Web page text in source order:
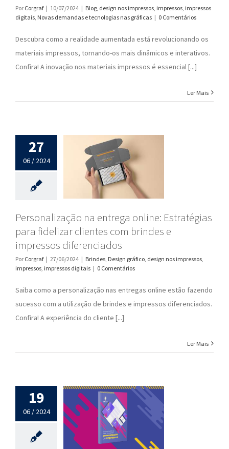
Por Corgraf | 10/07/2024 | Blog design nos impressos impressos impressos
digitais Novas demandas e tecnologias nas gráficas | 0 Comentários
Descubra como a realidade aumentada está revolucionando os
materiais impressos, tornando-os mais dinâmicos e interativos.
Confira! A inovação nos materiais impressos é essencial [...]
Ler Mais
27
06 / 2024
Personalização na
entrega online:
Estratégias para
fidelizar clientes com
brindes e impressos
diferenciados
design
Personalização na entrega online: Estratégias
para fidelizar clientes com brindes e
impressos diferenciados
Por Corgraf | 27/06/2024 | Brindes Design gráfico design nos impressos
impressos impressos digitais | 0 Comentários
Saiba como a personalização nas entregas online estão fazendo
sucesso com a utilização de brindes e impressos diferenciados.
Confira! A experiência do cliente [...]
Ler Mais
19
06 / 2024
EBOOK: PASSO A
PASSO DE COMO
PERSONALIZAÇÃO
DE IMPRESSOS